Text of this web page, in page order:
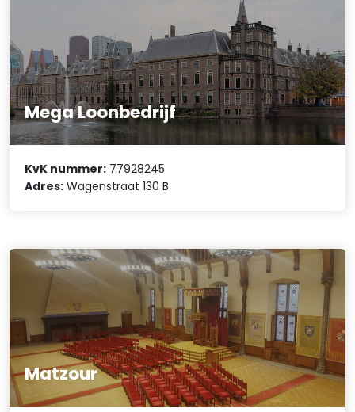
Mega Loonbedrijf
KvK nummer: 77928245
Adres: Wagenstraat 130 B
Matzour